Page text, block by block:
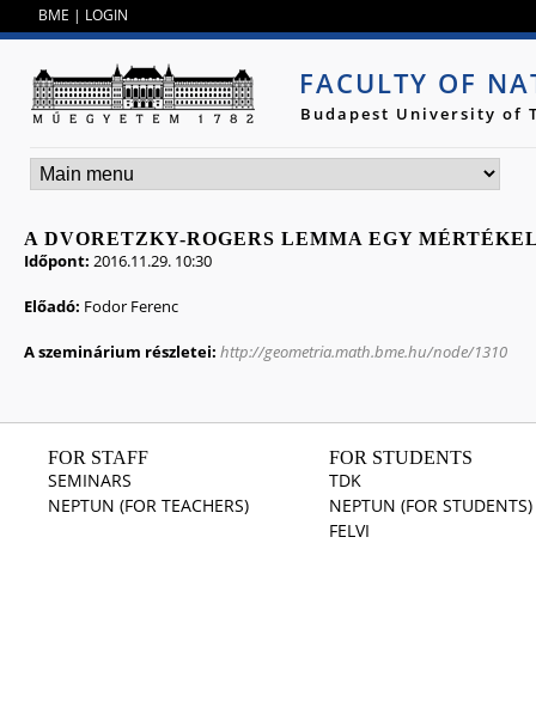
BME | LOGIN
FACULTY OF
Budapest University of
A DVORETZKY-ROGERS LEMMA EGY
Időpont: 2016.11.29. 10:30
Előadó: Fodor Ferenc
A szeminárium részletei: http://geometria.math.bme.hu/node/1310
FOR STAFF
SEMINARS
NEPTUN (FOR TEACHERS)
FOR STUDENTS
TDK
NEPTUN (FOR STUDENTS)
FELVI